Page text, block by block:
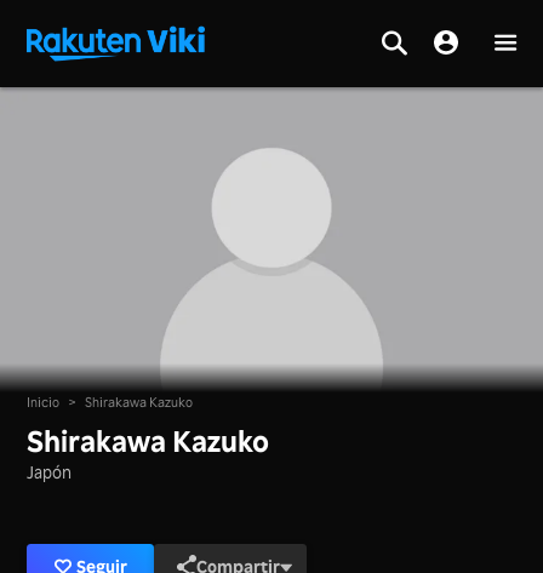
Inicio > Shirakawa Kazuko
Shirakawa Kazuko
Japón
Seguir Compartir